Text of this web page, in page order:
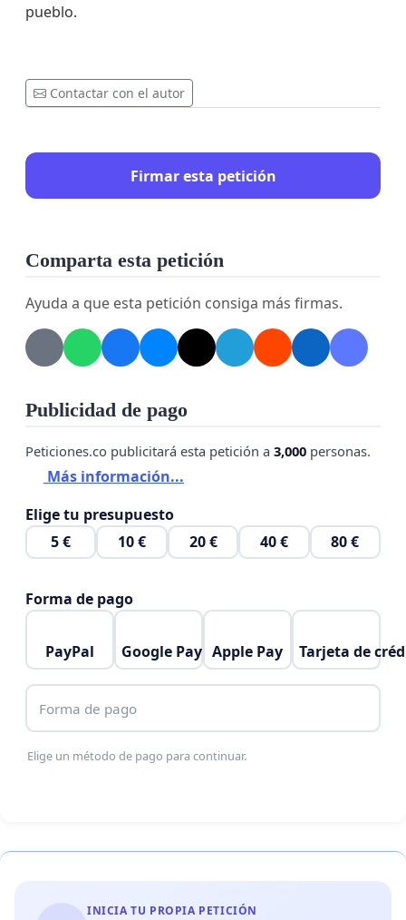
pueblo.
Contactar con el autor
Firmar esta petición
Comparta esta petición
Ayuda a que esta petición consiga más firmas.
Publicidad de pago
Peticiones.co publicitará esta petición a 3,000 personas.
Más información...
Elige tu presupuesto
5 €
10 € 20 € 40 € 80 €
Forma de pago
PayPal Google Pay Apple Pay Tarjeta de
Forma de pago
Elige un método de pago para continuar.
INICIA TU PROPIA PETICIÓN